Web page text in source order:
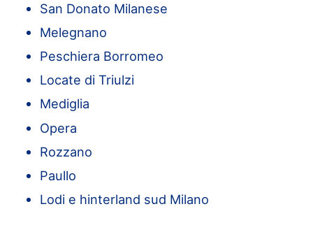
San Donato Milanese
Melegnano
Peschiera Borromeo
Locate di Triulzi
Mediglia
Opera
Rozzano
Paullo
Lodi e hinterland sud Milano